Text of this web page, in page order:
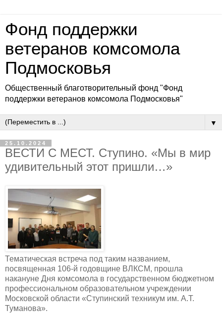
Фонд поддержки
ветеранов комсомола
Подмосковья
Общественный благотворительный фонд "Фонд
поддержки ветеранов комсомола Подмосковья"
▼
25.10.2024
ВЕСТИ С МЕСТ. Ступино. «Мы в мир
удивительный этот пришли…»
Тематическая встреча под таким названием,
посвященная 106-й годовщине ВЛКСМ, прошла
накануне Дня комсомола в государственном бюджетном
профессиональном образовательном учреждении
Московской области «Ступинский техникум им. А.Т.
Туманова».